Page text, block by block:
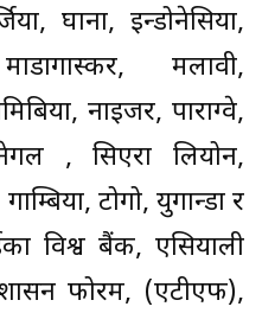
घाना, इन्डोनेसिया,
मलावी,
नाइजर, पाराग्वे,
, सिएरा लियोन,
टोगो, युगान्डा र
विश्व बैंक, एसियाली
फोरम, (एटीएफ),